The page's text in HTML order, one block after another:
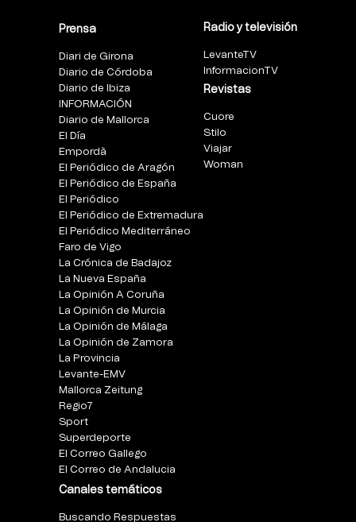
Prensa
Diari de Girona
Diario de Córdoba
Diario de Ibiza
INFORMACIÓN
Diario de Mallorca
El Día
Empordà
El Periódico de Aragón
El Periódico de España
El Periódico
El Periódico de Extremadura
El Periódico Mediterráneo
Faro de Vigo
La Crónica de Badajoz
La Nueva España
La Opinión A Coruña
La Opinión de Murcia
La Opinión de Málaga
La Opinión de Zamora
La Provincia
Levante-EMV
Mallorca Zeitung
Regio7
Sport
Superdeporte
El Correo Gallego
El Correo de Andalucia
Canales temáticos
Buscando Respuestas
Radio y televisión
LevanteTV
InformacionTV
Revistas
Cuore
Stilo
Viajar
Woman